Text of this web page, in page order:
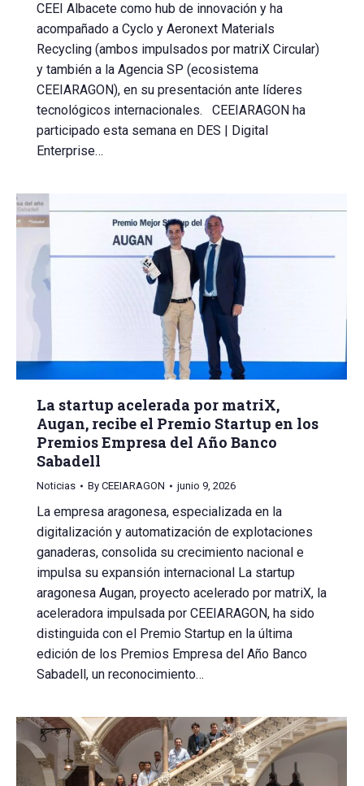
CEEI Albacete como hub de innovación y ha
acompañado a Cyclo y Aeronext Materials
Recycling (ambos impulsados por matriX Circular)
y también a la Agencia SP (ecosistema
CEEIARAGON), en su presentación ante líderes
tecnológicos internacionales. CEEIARAGON ha
participado esta semana en DES | Digital
Enterprise…
La startup acelerada por matriX,
Augan, recibe el Premio Startup en los
Premios Empresa del Año Banco
Sabadell
Noticias By CEEIARAGON junio 9, 2026
La empresa aragonesa, especializada en la
digitalización y automatización de explotaciones
ganaderas, consolida su crecimiento nacional e
impulsa su expansión internacional La startup
aragonesa Augan, proyecto acelerado por matriX, la
aceleradora impulsada por CEEIARAGON, ha sido
distinguida con el Premio Startup en la última
edición de los Premios Empresa del Año Banco
Sabadell, un reconocimiento…